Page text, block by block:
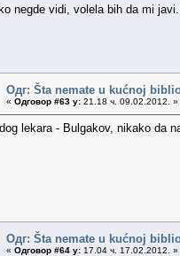
negde vidi, volela bih da mi
Одг: Šta nemate u kućnoj
« Одговор #63 у: 21.18 ч. 09.02.2012. »
lekara - Bulgakov, nikako da
Одг: Šta nemate u kućnoj
« Одговор #64 у: 17.04 ч. 17.02.2012. »